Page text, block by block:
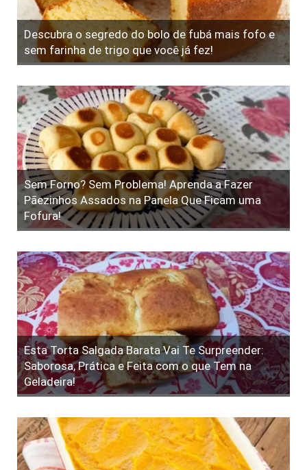
Descubra o segredo do bolo de fubá mais fofo e
sem farinha de trigo que você já fez!
Sem Forno? Sem Problema! Aprenda a Fazer
Pãezinhos Assados na Panela Que Ficam uma
Fofura!
Esta Torta Salgada Barata Vai Te Surpreender:
Saborosa, Prática e Feita com o que Tem na
Geladeira!